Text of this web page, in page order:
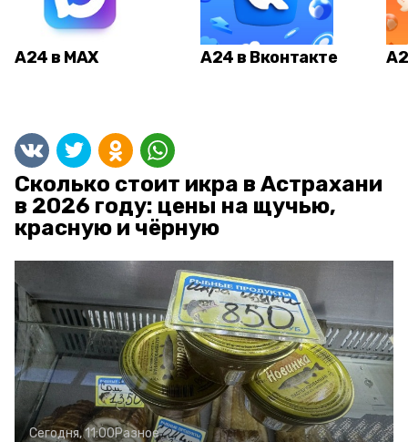
А24 в MAX А24 в Вконтакте
Сколько стоит икра в Астрахани
в 2026 году: цены на щучью,
красную и чёрную
Сегодня, 11:00Разное